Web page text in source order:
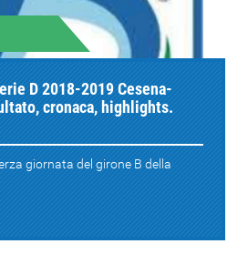
D 2018-2019 Cesena-
cronaca, highlights.
giornata del girone B della